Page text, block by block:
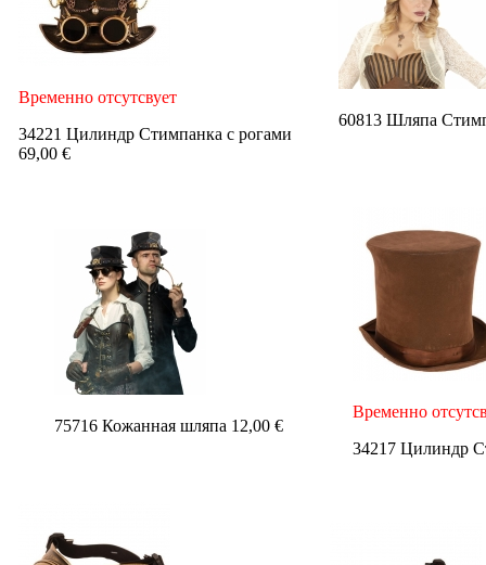
Временно отсутсвует
34221 Цилиндр Стимпанка с рогами
69,00 €
60813 Шляпа
75716 Кожанная шляпа 12,00 €
Временно
34217 Цилиндр